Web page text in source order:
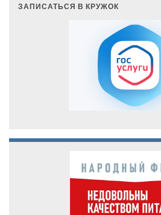
ЗАПИСАТЬСЯ В КРУЖОК